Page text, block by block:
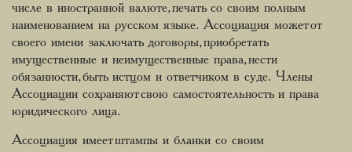
числе в иностранной валюте, печать со своим полным
наименованием на русском языке. Ассоциация может от
своего имени заключать договоры, приобретать
имущественные и неимущественные права, нести
обязанности, быть истцом и ответчиком в суде. Члены
Ассоциации сохраняют свою самостоятельность и права
юридического лица.
Ассоциация имеет штампы и бланки со своим